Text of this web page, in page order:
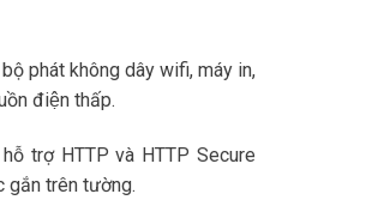
phát không dây wifi, máy in,
điện thấp.
trợ HTTP và HTTP Secure
gắn trên tường.